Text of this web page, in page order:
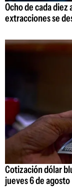
Ocho de cada
extracciones se
Cotización dólar
jueves 6 de agosto